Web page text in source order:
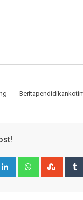
LinkedIn Whatsapp